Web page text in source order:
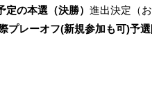
定の本選（決勝） 進出決定（
プレーオフ(新規参加も可)予選